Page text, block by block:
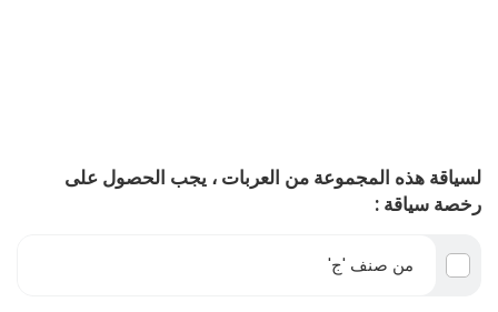
لسياقة هذه المجموعة من العربات ، يجب الحصول على
رخصة سياقة :
من صنف 'ج'